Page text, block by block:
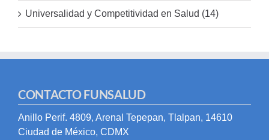
Universalidad y Competitividad en Salud (14)
CONTACTO FUNSALUD
Anillo Perif. 4809, Arenal Tepepan, Tlalpan, 14610
Ciudad de México, CDMX